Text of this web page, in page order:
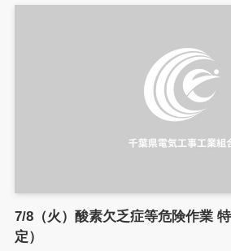
7/8（火）酸素欠乏症等危険作業
定）